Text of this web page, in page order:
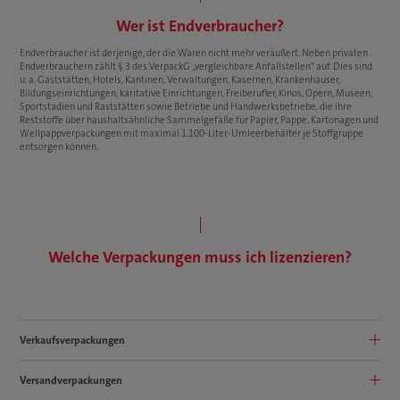
Wer ist Endverbraucher?
Endverbraucher ist derjenige, der die Waren nicht mehr veräußert. Neben privaten
Endverbrauchern zählt § 3 des VerpackG „vergleichbare Anfallstellen“ auf. Dies sind
u. a. Gaststätten, Hotels, Kantinen, Verwaltungen, Kasernen, Krankenhäuser,
Bildungseinrichtungen, karitative Einrichtungen, Freiberufler, Kinos, Opern, Museen,
Sportstadien und Raststätten sowie Betriebe und Handwerksbetriebe, die ihre
Reststoffe über haushaltsähnliche Sammelgefäße für Papier, Pappe, Kartonagen und
Wellpappverpackungen mit maximal 1.100-Liter-Umleerbehälter je Stoffgruppe
entsorgen können.
Welche Verpackungen muss ich lizenzieren?
Verkaufsverpackungen
Verkaufsverpackungen sind Verpackungen, die „dem Endverbraucher als
Versandverpackungen